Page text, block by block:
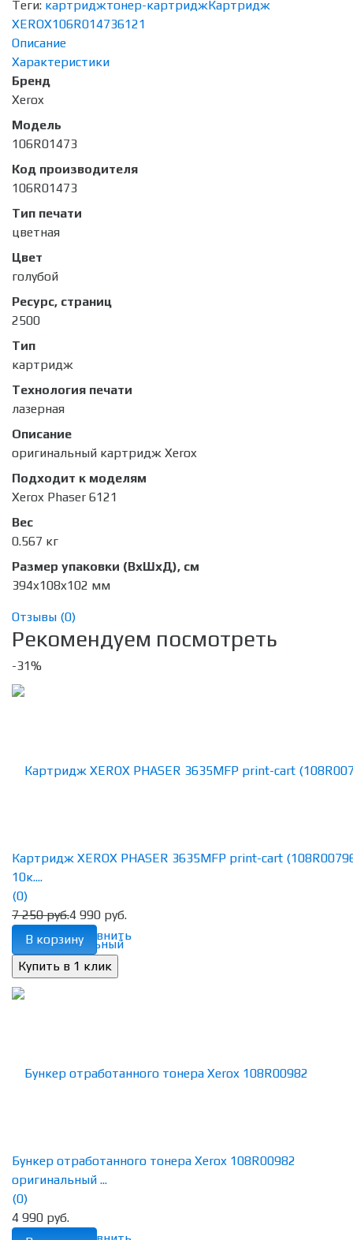
Теги: картриджтонер-картриджКартридж
XEROX106R014736121
Описание
Характеристики
Бренд
Xerox
Модель
106R01473
Код производителя
106R01473
Тип печати
цветная
Цвет
голубой
Ресурс, страниц
2500
Тип
картридж
Технология печати
лазерная
Описание
оригинальный картридж Xerox
Подходит к моделям
Xerox Phaser 6121
Вес
0.567 кг
Размер упаковки (ВхШхД), см
394x108x102 мм
Отзывы (0)
Рекомендуем посмотреть
-31%
избранное сравнить
Картридж XEROX PHASER 3635MFP print-cart
10к....
(0)
7 250 руб.4 990 руб.
В корзину
Бункер отработанного тонера Xerox 108R00982
оригинальный ...
(0)
4 990 руб.